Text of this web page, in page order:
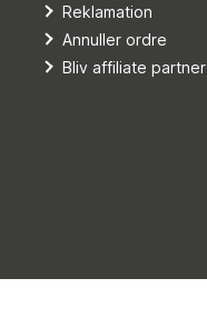
Reklamation
Annuller ordre
Bliv affiliate partner